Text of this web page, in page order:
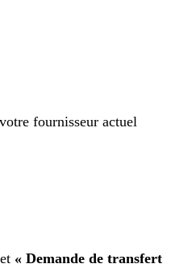
fournisseur actuel
« Demande de transfert